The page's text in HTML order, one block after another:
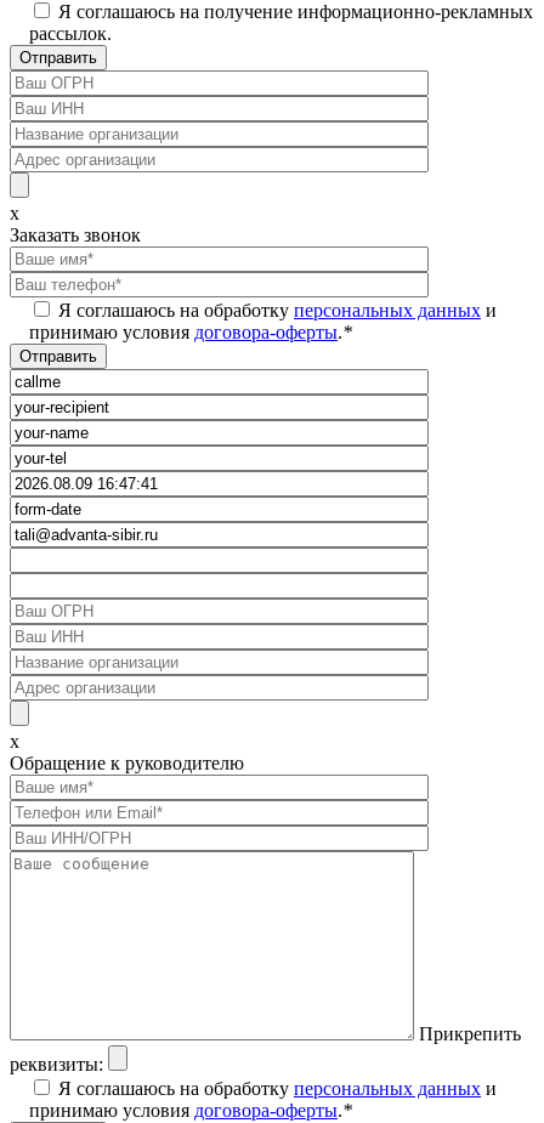
Я соглашаюсь на получение информационно-рекламных
рассылок.
x
Заказать звонок
Я соглашаюсь на обработку персональных данных и
принимаю условия договора-оферты.*
x
Обращение к руководителю
Прикрепить
реквизиты:
Я соглашаюсь на обработку персональных данных и
принимаю условия договора-оферты.*